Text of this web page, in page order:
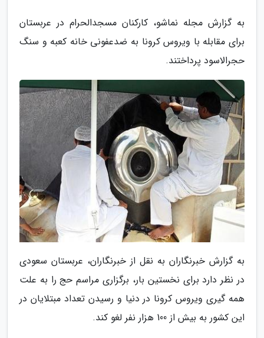
به گزارش مجله نماشو، کارکنان مسجدالحرام در عربستان
برای مقابله با ویروس کرونا به ضدعفونی خانه کعبه و سنگ
حجرالاسود پرداختند.
به گزارش خبرنگاران به نقل از خبرنگاران، عربستان سعودی
در نظر دارد برای نخستین بار، برگزاری مراسم حج را به علت
همه گیری ویروس کرونا در دنیا و رسیدن تعداد مبتلایان در
این کشور به بیش از 100 هزار نفر لغو کند.